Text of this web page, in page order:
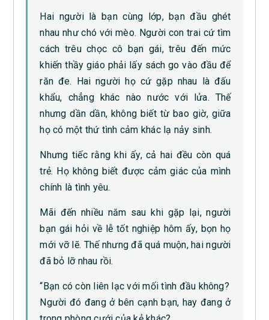
Hai người là bạn cùng lớp, bạn đầu ghét
nhau như chó với mèo. Người con trai cứ tìm
cách trêu chọc cô bạn gái, trêu đến mức
khiến thầy giáo phải lấy sách go vào đầu để
răn đe. Hai người họ cứ gặp nhau là đấu
khẩu, chẳng khác nào nước với lửa. Thế
nhưng dần dần, không biết từ bao giờ, giữa
họ có một thứ tình cảm khác lạ nảy sinh.
Nhưng tiếc rằng khi ấy, cả hai đều còn quá
trẻ. Họ không biết được cảm giác của mình
chính là tình yêu.
Mãi đến nhiều năm sau khi gặp lại, người
bạn gái hỏi về lễ tốt nghiệp hôm ấy, bọn họ
mới vỡ lẽ. Thế nhưng đã quá muộn, hai người
đã bỏ lỡ nhau rồi.
“Bạn có còn liên lạc với mối tình đầu không?
Người đó đang ở bên cạnh bạn, hay đang ở